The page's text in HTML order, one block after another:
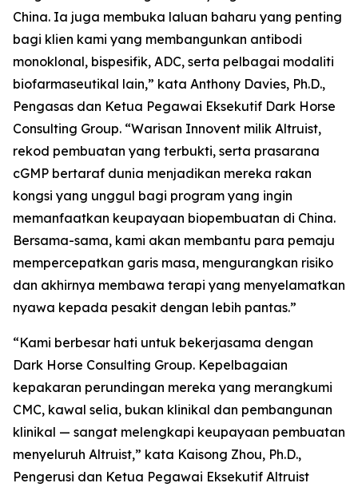
China. Ia juga membuka laluan baharu yang penting
bagi klien kami yang membangunkan antibodi
monoklonal, bispesifik, ADC, serta pelbagai modaliti
biofarmaseutikal lain,” kata Anthony Davies, Ph.D.,
Pengasas dan Ketua Pegawai Eksekutif Dark Horse
Consulting Group. “Warisan Innovent milik Altruist,
rekod pembuatan yang terbukti, serta prasarana
cGMP bertaraf dunia menjadikan mereka rakan
kongsi yang unggul bagi program yang ingin
memanfaatkan keupayaan biopembuatan di China.
Bersama-sama, kami akan membantu para pemaju
mempercepatkan garis masa, mengurangkan risiko
dan akhirnya membawa terapi yang menyelamatkan
nyawa kepada pesakit dengan lebih pantas.”
“Kami berbesar hati untuk bekerjasama dengan
Dark Horse Consulting Group. Kepelbagaian
kepakaran perundingan mereka yang merangkumi
CMC, kawal selia, bukan klinikal dan pembangunan
klinikal — sangat melengkapi keupayaan pembuatan
menyeluruh Altruist,” kata Kaisong Zhou, Ph.D.,
Pengerusi dan Ketua Pegawai Eksekutif Altruist